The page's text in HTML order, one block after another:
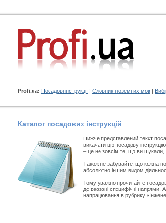
Profi.ua: Посадові інструкції | Словник іноземних мов |
Каталог посадових інструкцій
Нижче представлений текст
викачати цю посадову
– це не зовсім те, що ви шукали,
Також не забувайте, що кожна
абсолютно іншим видом
Тому уважно прочитайте
де вказані специфічні напрями.
напрацювання в рубрику